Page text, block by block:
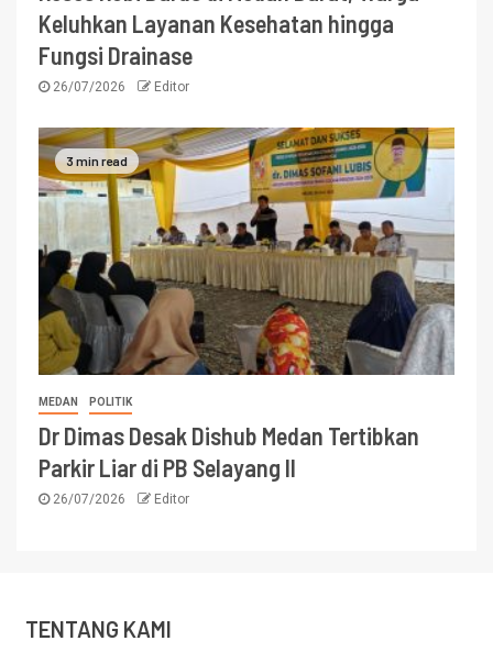
Keluhkan Layanan Kesehatan hingga
Fungsi Drainase
26/07/2026 Editor
3 min read
MEDAN POLITIK
Dr Dimas Desak Dishub Medan Tertibkan
Parkir Liar di PB Selayang II
26/07/2026 Editor
TENTANG KAMI